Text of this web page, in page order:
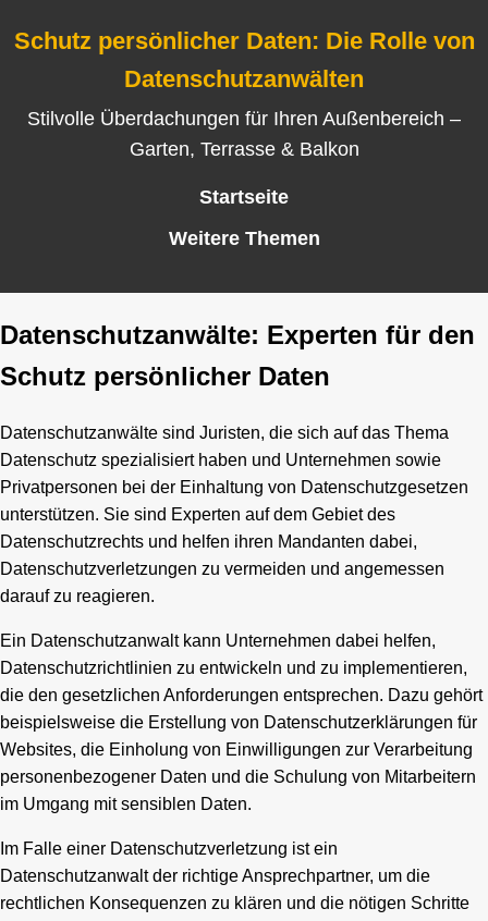
Schutz persönlicher Daten: Die Rolle von
Datenschutzanwälten
Stilvolle Überdachungen für Ihren Außenbereich –
Garten, Terrasse & Balkon
Startseite
Weitere Themen
Datenschutzanwälte: Experten für den
Schutz persönlicher Daten
Datenschutzanwälte sind Juristen, die sich auf das Thema
Datenschutz spezialisiert haben und Unternehmen sowie
Privatpersonen bei der Einhaltung von Datenschutzgesetzen
unterstützen. Sie sind Experten auf dem Gebiet des
Datenschutzrechts und helfen ihren Mandanten dabei,
Datenschutzverletzungen zu vermeiden und angemessen
darauf zu reagieren.
Ein Datenschutzanwalt kann Unternehmen dabei helfen,
Datenschutzrichtlinien zu entwickeln und zu implementieren,
die den gesetzlichen Anforderungen entsprechen. Dazu gehört
beispielsweise die Erstellung von Datenschutzerklärungen für
Websites, die Einholung von Einwilligungen zur Verarbeitung
personenbezogener Daten und die Schulung von Mitarbeitern
im Umgang mit sensiblen Daten.
Im Falle einer Datenschutzverletzung ist ein
Datenschutzanwalt der richtige Ansprechpartner, um die
rechtlichen Konsequenzen zu klären und die nötigen Schritte